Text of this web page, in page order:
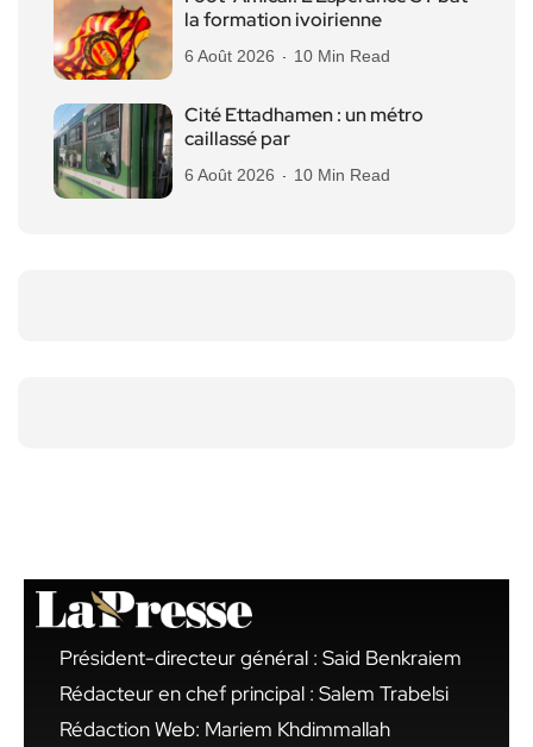
la formation ivoirienne
6 Août 2026 10 Min Read
Cité Ettadhamen : un métro
caillassé par
6 Août 2026 10 Min Read
Président-directeur général : Said Benkraiem
Rédacteur en chef principal : Salem Trabelsi
Rédaction Web: Mariem Khdimmallah